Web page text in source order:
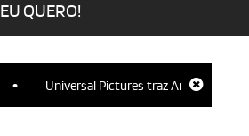
EU QUERO!
Universal Pictures traz Ariana Grande,